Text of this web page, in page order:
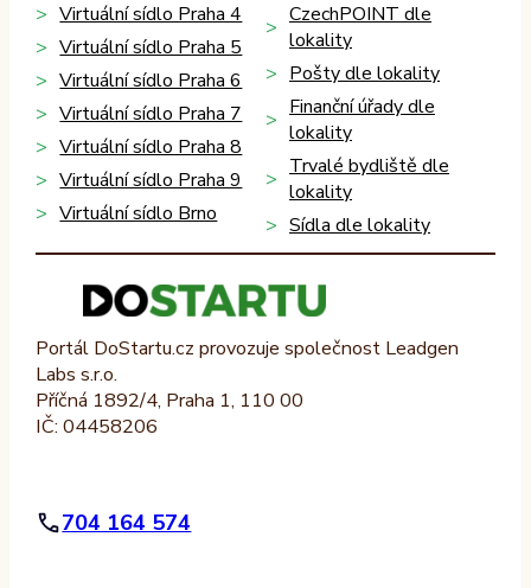
Virtuální sídlo Praha 4
Virtuální sídlo Praha 5
Virtuální sídlo Praha 6
Virtuální sídlo Praha 7
Virtuální sídlo Praha 8
Virtuální sídlo Praha 9
Virtuální sídlo Brno
CzechPOINT dle
lokality
Pošty dle lokality
Finanční úřady dle
lokality
Trvalé bydliště dle
lokality
Sídla dle lokality
Portál DoStartu.cz provozuje společnost Leadgen
Labs s.r.o.
Příčná 1892/4, Praha 1, 110 00
IČ: 04458206
704 164 574